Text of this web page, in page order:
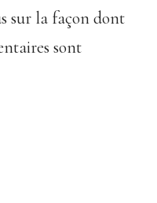
sur la façon dont
sont